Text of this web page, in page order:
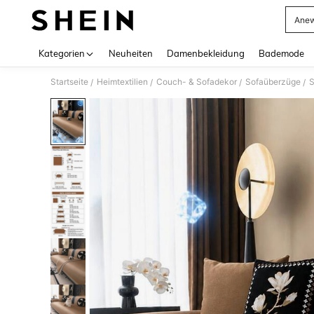
Kategorien Neuheiten Damenbekleidung Bademode
Startseite / Heimtextilien / Couch- & Sofadekor / Sofaüberzüge /